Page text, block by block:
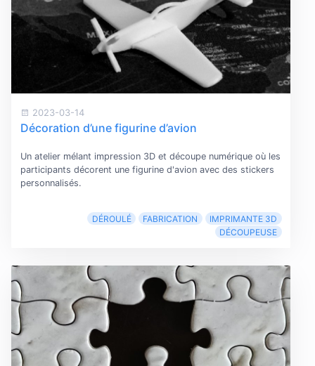
2023-03-14
Décoration d’une figurine d’avion
Un atelier mélant impression 3D et découpe numérique où les
participants décorent une figurine d'avion avec des stickers
personnalisés.
DÉROULÉ FABRICATION
IMPRIMANTE 3D
DÉCOUPEUSE